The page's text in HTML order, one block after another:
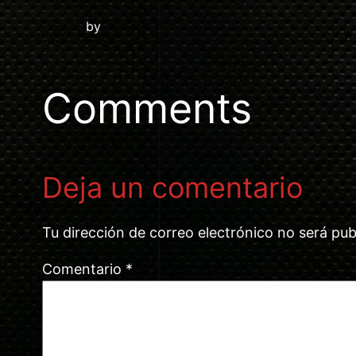
by
Comments
Deja un comentario
Tu dirección de correo electrónico no será
Comentario *